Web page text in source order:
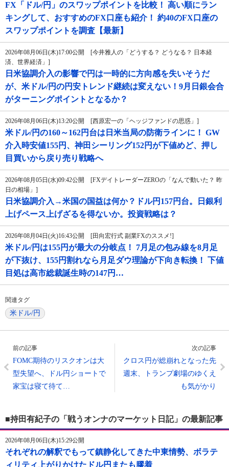
FX「ドル/円」のスワップポイントを比較！ 高い順にラン
キングして、おすすめのFX口座も紹介！ 約40のFX口座の
スワップポイントを調査【最新】
2026年08月06日(木)17:00公開 [今井雅人の「どうする？ どうなる？ 日本経
済、世界経済」]
日米協調介入の影響で円は一時的に方向感を失いそうだ
が、米ドル/円の円安トレンド継続は変えない！9月日銀会合
がターニングポイントとなるか？
2026年08月06日(木)13:20公開 [西原宏一の「ヘッジファンドの思惑」]
米ドル/円の160～162円台は日米当局の防衛ラインに！ GW
介入時安値155円、神田シーリング152円が下値めど、押し
目買いから戻り売り戦略へ
2026年08月05日(水)09:42公開 [FXデイトレーダーZEROの「なんで動いた？ 昨
日の相場」]
日米協調介入→米国の国益は何か？ドル円157円台。日銀利
上げペース上げざるを得ないか。投資戦略は？
2026年08月04日(火)16:43公開 [田向宏行式 副業FXのススメ!]
米ドル/円は155円が最大の分岐点！ 7月足の包み線を8月足
が下抜け、155円割れなら月足ダウ理論が下向き転換！ 下値
目処は高市総裁誕生時の147円…
関連タグ
米ドル/円
前の記事
FOMC期待のリスクオンは大
型失望へ、ドル円ショートで
家宝は寝て待て…
次の記事
クロス円が総崩れとなった先
週末、トランプ劇場のゆくえ
も気がかり
■持田有紀子の「戦うオンナのマーケット日記」の最新記事
2026年08月06日(木)15:29公開
それぞれの解釈でもって鎮静化してきた中東情勢、ボラテ
ィリティ上がりかけたドル円またも膠着